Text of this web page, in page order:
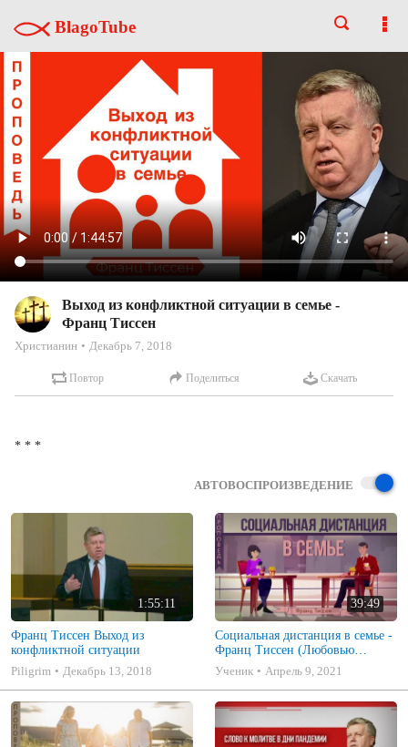
BlagoTube
Выход из конфликтной ситуации в семье -
Франц Тиссен
Христианин Декабрь 7, 2018
Повтор Поделиться Скачать
АВТОВОСПРОИЗВЕДЕНИЕ
1:55:11
Франц Тиссен Выход из
конфликтной ситуации
Piligrim
Декабрь 13, 2018
39:49
Социальная дистанция в семье -
Франц Тиссен (Любовью
служите друг другу Гал. 5:13)
Ученик Апрель 9, 2021